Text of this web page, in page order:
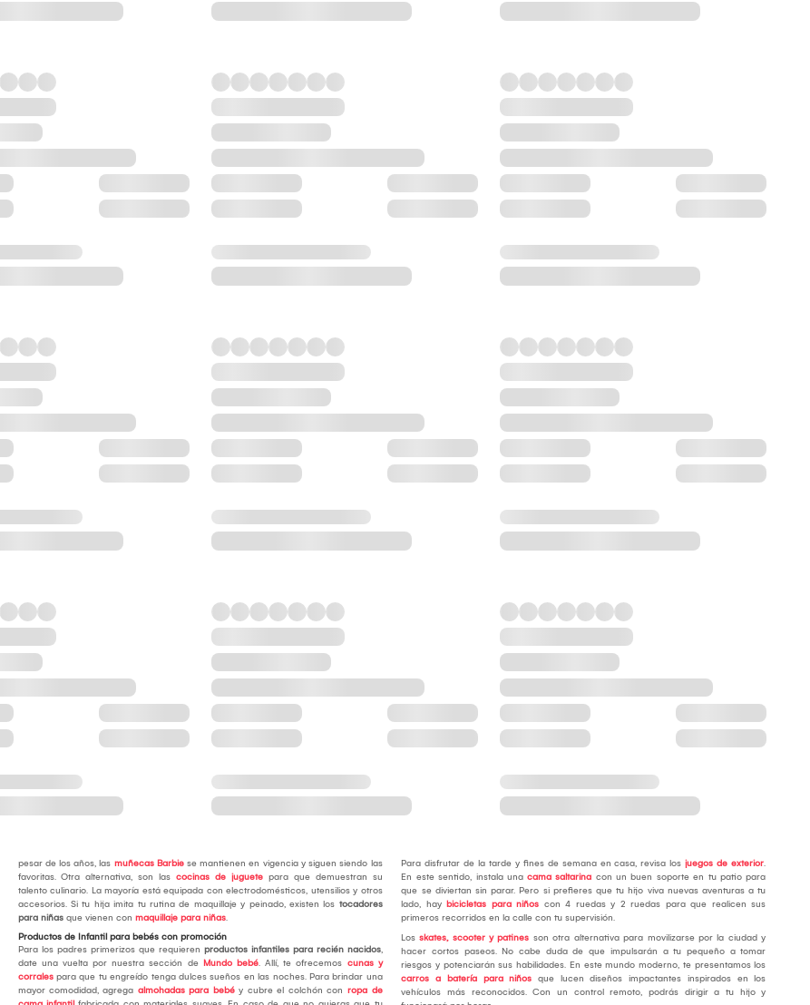
pesar de los años, las muñecas Barbiese mantienen en vigencia y siguen siendo las
favoritas. Otra alternativa, son las cocinas de juguetepara que demuestran su
talento culinario. La mayoría está equipada con electrodomésticos, utensilios y otros
accesorios. Si tu hija imita tu rutina de maquillaje y peinado, existen los tocadores
para niñasque vienen con maquillaje para niñas.
Productos de Infantil para bebés con promoción
Para los padres primerizos que requieren productos infantiles para recién nacidos,
date una vuelta por nuestra sección de Mundo bebé. Allí, te ofrecemos cunas y
corralespara que tu engreído tenga dulces sueños en las noches. Para brindar una
mayor comodidad, agrega almohadas para bebéy cubre el colchón con ropa de
Para disfrutar de la tarde y fines de semana en casa, revisa los juegos de exterior.
En este sentido, instala unacama saltarina con un buen soporte en tu patio para
que se diviertan sin parar. Pero si prefieres que tu hijo viva nuevas aventuras a tu
lado, hay bicicletas para niños con 4 ruedas y 2 ruedas para que realicen sus
primeros recorridos en la calle con tu supervisión.
Losskates, scooter y patines son otra alternativa para movilizarse por la ciudad y
hacer cortos paseos. No cabe duda de que impulsarán a tu pequeño a tomar
riesgos y potenciarán sus habilidades. En este mundo moderno, te presentamos los
carros a batería para niños que lucen diseños impactantes inspirados en los
vehículos más reconocidos. Con un control remoto, podrás dirigir a tu hijo y